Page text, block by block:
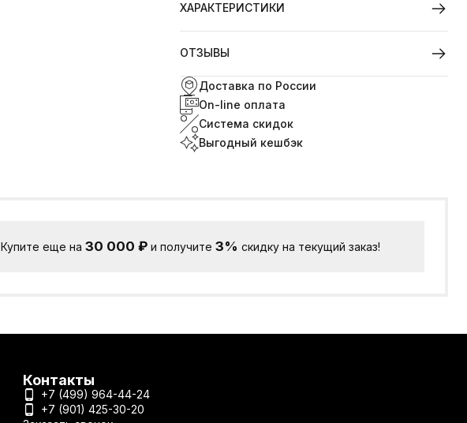
ХАРАКТЕРИСТИКИ
ОТЗЫВЫ
Доставка по России
On-line оплата
Система скидок
Выгодный кешбэк
Купите еще на30 000₽ и получите3% скидку на текущий заказ!
Контакты
+7 (499) 964-44-24
+7 (901) 425-30-20